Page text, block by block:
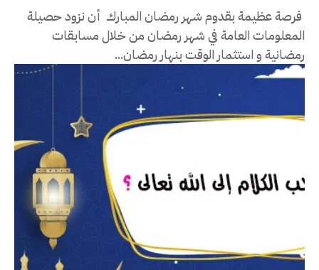
فرصة عظيمة بقدوم شهر رمضان المبارك أن نزود حصيلة
المعلومات العامة في شهر رمضان من خلال مسابقات
رمضانية و استثمار الوقت بنهار رمضان...